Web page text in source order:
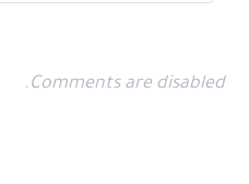
Comments are disabled.